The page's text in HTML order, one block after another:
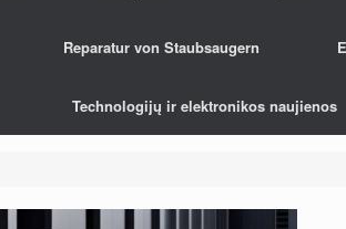
Reparatur von Staubsaugern
Technologijų ir elektronikos naujienos